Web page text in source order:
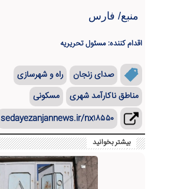
منبع/ فارس
اقدام کننده: مسئول تحریریه
صدای زنجان
راه و شهرسازی
مناطق ناکارآمد شهری
مسکونی
sedayezanjannews.ir/nx۱۸۵۵۰
بیشتر بخوانید